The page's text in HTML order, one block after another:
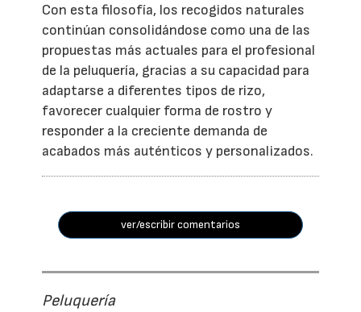
Con esta filosofía, los recogidos naturales
continúan consolidándose como una de las
propuestas más actuales para el profesional
de la peluquería, gracias a su capacidad para
adaptarse a diferentes tipos de rizo,
favorecer cualquier forma de rostro y
responder a la creciente demanda de
acabados más auténticos y personalizados.
ver/escribir comentarios
Peluquería